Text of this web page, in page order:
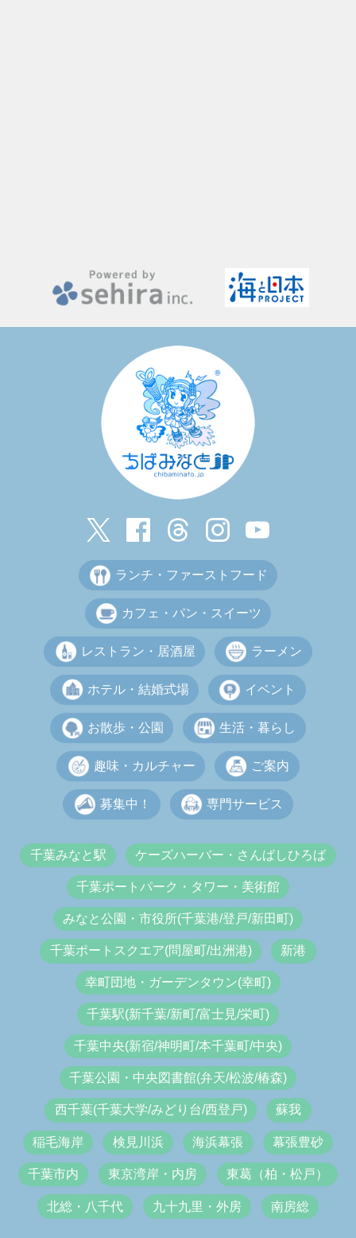
ランチ・ファーストフード
カフェ・パン・スイーツ
レストラン・居酒屋 ラーメン
ホテル・結婚式場 イベント
お散歩・公園 生活・暮らし
趣味・カルチャー ご案内
募集中！ 専門サービス
千葉みなと駅 ケーズハーバー・さんばしひろば
千葉ポートパーク・タワー・美術館
みなと公園・市役所(千葉港/登戸/新田町)
千葉ポートスクエア(問屋町/出洲港) 新港
幸町団地・ガーデンタウン(幸町)
千葉駅(新千葉/新町/富士見/栄町)
千葉中央(新宿/神明町/本千葉町/中央)
千葉公園・中央図書館(弁天/松波/椿森)
西千葉(千葉大学/みどり台/西登戸) 蘇我
稲毛海岸 検見川浜 海浜幕張 幕張豊砂
千葉市内 東京湾岸・内房 東葛（柏・松戸）
北総・八千代 九十九里・外房 南房総